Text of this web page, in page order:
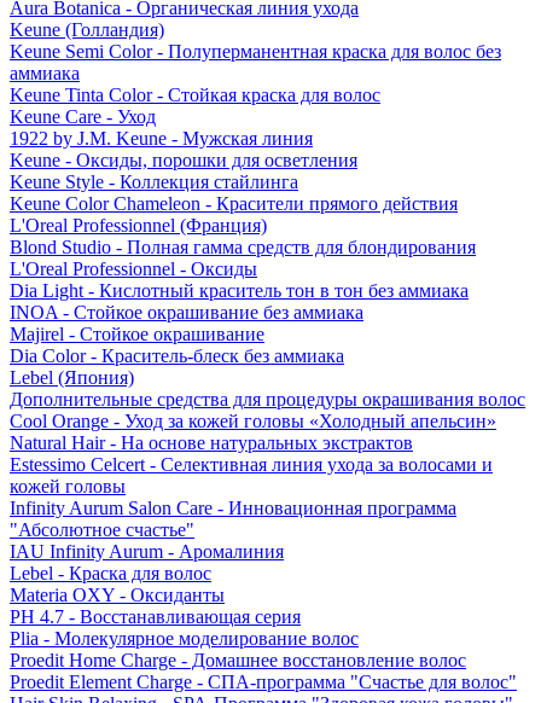
Aura Botanica - Органическая линия ухода
Keune (Голландия)
Keune Semi Color - Полуперманентная краска для волос без
аммиака
Keune Tinta Color - Стойкая краска для волос
Keune Care - Уход
1922 by J.M. Keune - Мужская линия
Keune - Оксиды, порошки для осветления
Keune Style - Коллекция стайлинга
Keune Color Chameleon - Красители прямого действия
L'Oreal Professionnel (Франция)
Blond Studio - Полная гамма средств для блондирования
L'Oreal Professionnel - Оксиды
Dia Light - Кислотный краситель тон в тон без аммиака
INOA - Стойкое окрашивание без аммиака
Majirel - Стойкое окрашивание
Dia Color - Краситель-блеск без аммиака
Lebel (Япония)
Дополнительные средства для процедуры окрашивания волос
Cool Orange - Уход за кожей головы «Холодный апельсин»
Natural Hair - На основе натуральных экстрактов
Estessimo Celcert - Селективная линия ухода за волосами и
кожей головы
Infinity Aurum Salon Care - Инновационная программа
"Абсолютное счастье"
IAU Infinity Aurum - Аромалиния
Lebel - Краска для волос
Materia OXY - Оксиданты
PH 4.7 - Восстанавливающая серия
Plia - Молекулярное моделирование волос
Proedit Home Charge - Домашнее восстановление волос
Proedit Element Charge - СПА-программа "Счастье для волос"